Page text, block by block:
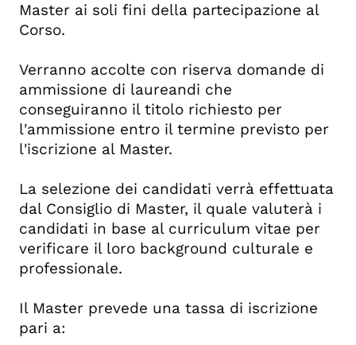
Master ai soli fini della partecipazione al
Corso.
Verranno accolte con riserva domande di
ammissione di laureandi che
conseguiranno il titolo richiesto per
l'ammissione entro il termine previsto per
l'iscrizione al Master.
La selezione dei candidati verrà effettuata
dal Consiglio di Master, il quale valuterà i
candidati in base al curriculum vitae per
verificare il loro background culturale e
professionale.
Il Master prevede una tassa di iscrizione
pari a: